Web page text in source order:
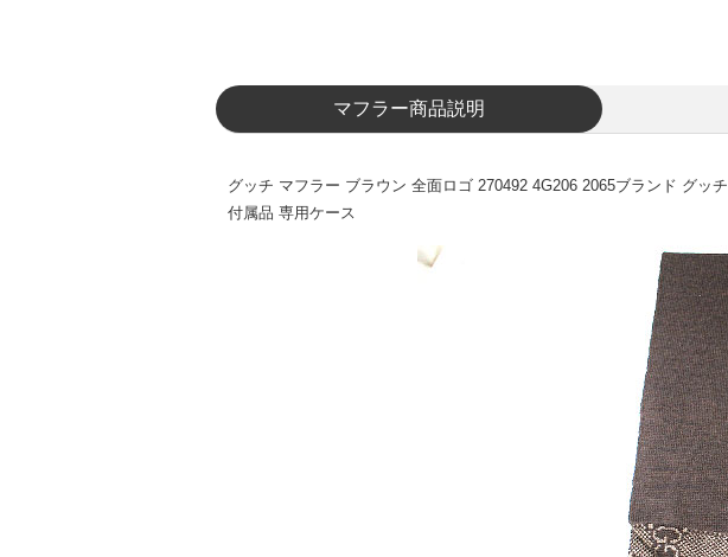
マフラー商品説明
グッチ マフラー ブラウン 全面ロゴ 270492 4G206 2065ブランド グッチ
付属品 専用ケース